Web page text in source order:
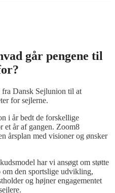
går pengene til
Dansk Sejlunion til at
for sejlerne.
i år bedt de forskellige
et år af gangen. Zoom8
årsplan med visioner og ønsker
har vi ansøgt om støtte
den sportslige udvikling,
og højner engagementet